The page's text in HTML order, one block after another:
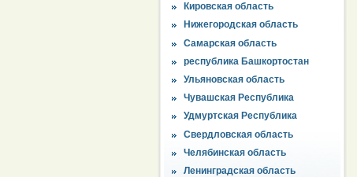
Кировская область
Нижегородская область
Самарская область
республика Башкортостан
Ульяновская область
Чувашская Республика
Удмуртская Республика
Свердловская область
Челябинская область
Ленинградская область